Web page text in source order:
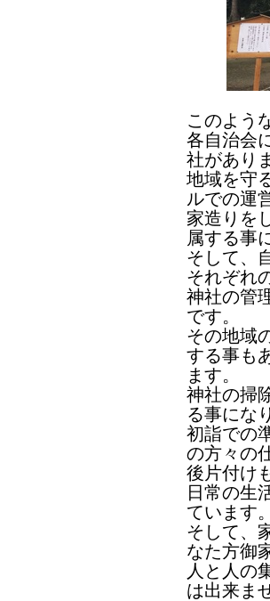
このよう
各自治会
社があり
地域を守
ルでの運
家造りを
属する事
そして、
それぞれ
神社の管
です。
その地域
する事も
ます。
神社の掃
る事にな
初詣での
の方々の
後片付け
日常の生
ています
そして、
なた方御
人と人の
は出来ま